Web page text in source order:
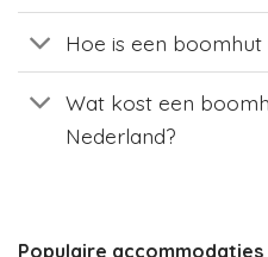
Hoe is een boomhut
Wat kost een
Nederland?
Populaire accommodaties